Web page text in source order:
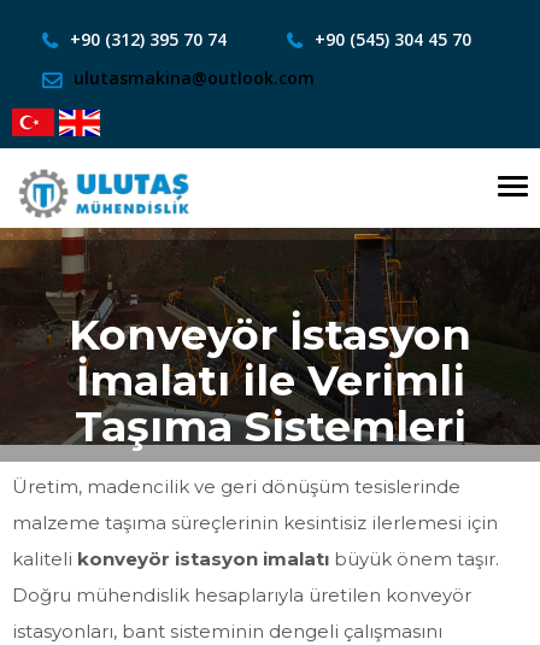
+90 (312) 395 70 74
+90 (545) 304 45 70
ulutasmakina@outlook.com
Konveyör İstasyon
İmalatı ile Verimli
Taşıma Sistemleri
Üretim, madencilik ve geri dönüşüm tesislerinde
malzeme taşıma süreçlerinin kesintisiz ilerlemesi için
kaliteli konveyör istasyon imalatı büyük önem taşır.
Doğru mühendislik hesaplarıyla üretilen konveyör
istasyonları, bant sisteminin dengeli çalışmasını